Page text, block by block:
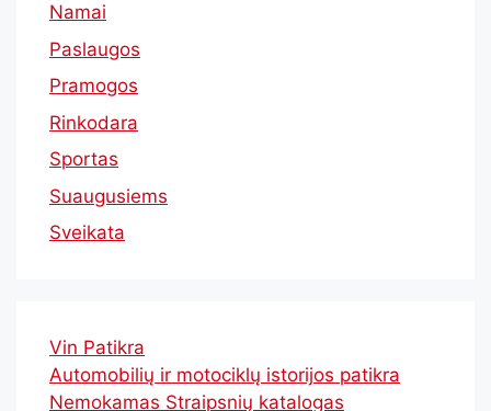
Namai
Paslaugos
Pramogos
Rinkodara
Sportas
Suaugusiems
Sveikata
Vin Patikra
Automobilių ir motociklų istorijos patikra
Nemokamas Straipsnių katalogas